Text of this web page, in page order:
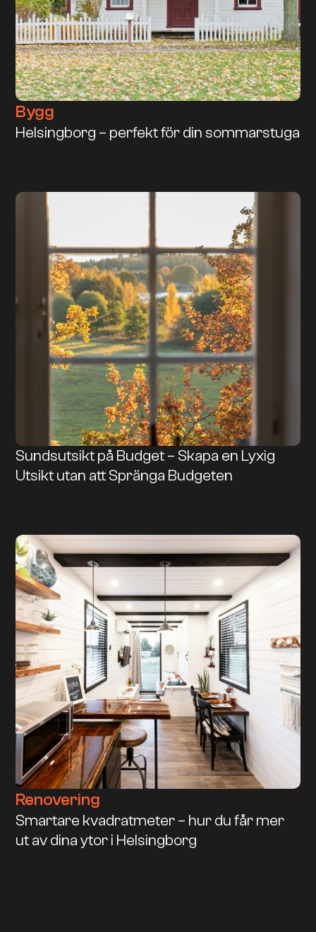
Bygg
Helsingborg – perfekt för din sommarstuga
Sundsutsikt på Budget – Skapa en Lyxig
Utsikt utan att Spränga Budgeten
Renovering
Smartare kvadratmeter – hur du får mer
ut av dina ytor i Helsingborg